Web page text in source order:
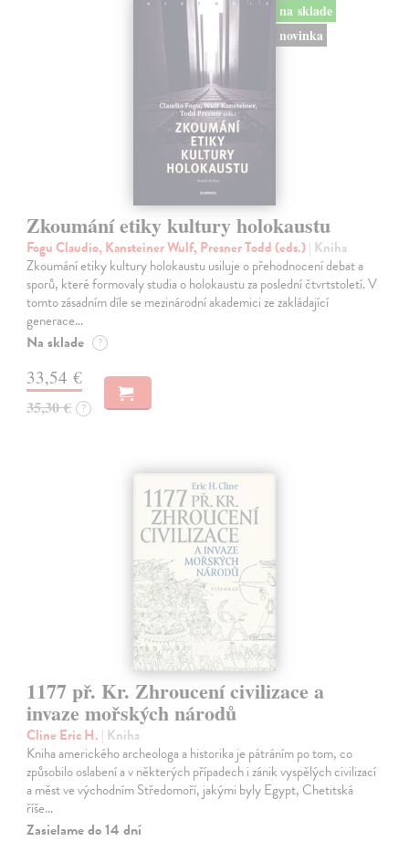
na sklade
novinka
Zkoumání etiky kultury holokaustu
Fogu Claudio, Kansteiner Wulf, Presner Todd (eds.)| Kniha
Zkoumání etiky kultury holokaustu usiluje o přehodnocení debat a
sporů, které formovaly studia o holokaustu za poslední čtvrtstoletí. V
tomto zásadním díle se mezinárodní akademici ze zakládající
generace…
Na sklade ?
33,54 €
35,30 € ?
1177 př. Kr. Zhroucení civilizace a
invaze mořských národů
Cline Eric H. | Kniha
Kniha amerického archeologa a historika je pátráním po tom, co
způsobilo oslabení a v některých případech i zánik vyspělých civilizací
a měst ve východním Středomoří, jakými byly Egypt, Chetitská
říše…
Zasielame do 14 dní